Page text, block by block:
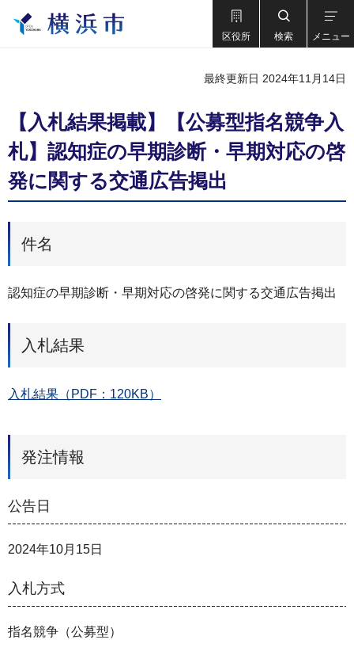
区役所 検索 メニュー
最終更新日 2024年11月14日
【入札結果掲載】【公募型指名競争入
札】認知症の早期診断・早期対応の啓
発に関する交通広告掲出
件名
認知症の早期診断・早期対応の啓発に関する交通広告掲出
入札結果
入札結果（PDF：120KB）
発注情報
公告日
2024年10月15日
入札方式
指名競争（公募型）